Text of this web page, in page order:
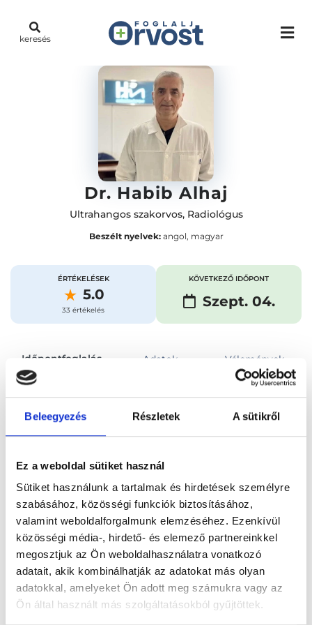
Beleegyezés Részletek A sütikről
Ez a weboldal sütiket használ
Sütiket használunk a tartalmak és hirdetések személyre
szabásához, közösségi funkciók biztosításához,
valamint weboldalforgalmunk elemzéséhez. Ezenkívül
közösségi média-, hirdető- és elemező partnereinkkel
megosztjuk az Ön weboldalhasználatra vonatkozó
adatait, akik kombinálhatják az adatokat más olyan
adatokkal, amelyeket Ön adott meg számukra vagy az
Ön által használt más szolgáltatásokból gyűjtöttek.
keresés
Dr. Habib Alhaj
Ultrahangos szakorvos, Radiológus
Beszélt nyelvek:angol, magyar
ÉRTÉKELÉSEK
5.0
33 értékelés
KÖVETKEZŐ IDŐPONT
Szept. 04.
Időpontfoglalás Adatok Vélemények
Foglalj időpontot
Főoldal Orvosok Radiológus
Radiológus, Budapest, VII. kerület Dr. Habib Alhaj